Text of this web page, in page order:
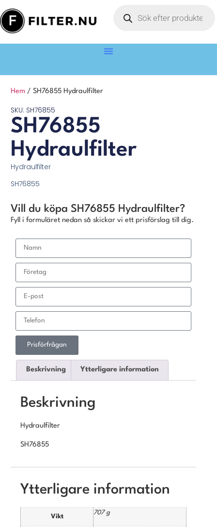
Hem / SH76855 Hydraulfilter
SKU: SH76855
SH76855
Hydraulfilter
Hydraulfilter
SH76855
Vill du köpa SH76855 Hydraulfilter?
Fyll i formuläret nedan så skickar vi ett prisförslag till dig.
Prisförfrågan
Beskrivning Ytterligare information
Beskrivning
Hydraulfilter
SH76855
Ytterligare information
Vikt
707 g